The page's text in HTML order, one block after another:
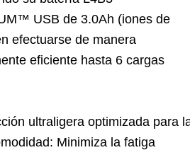
USB de 3.0Ah (iones de
efectuarse de manera
eficiente hasta 6 cargas
ultraligera optimizada para
Minimiza la fatiga